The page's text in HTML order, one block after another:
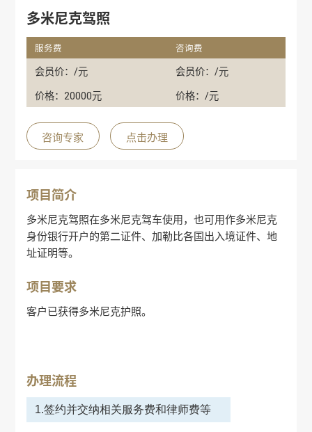
多米尼克驾照
服务费 咨询费
会员价：/元 会员价：/元
价格：20000元 价格：/元
咨询专家 点击办理
项目简介
多米尼克驾照在多米尼克驾车使用，也可用作多米尼克
身份银行开户的第二证件、加勒比各国出入境证件、地
址证明等。
项目要求
客户已获得多米尼克护照。
办理流程
1.签约并交纳相关服务费和律师费等